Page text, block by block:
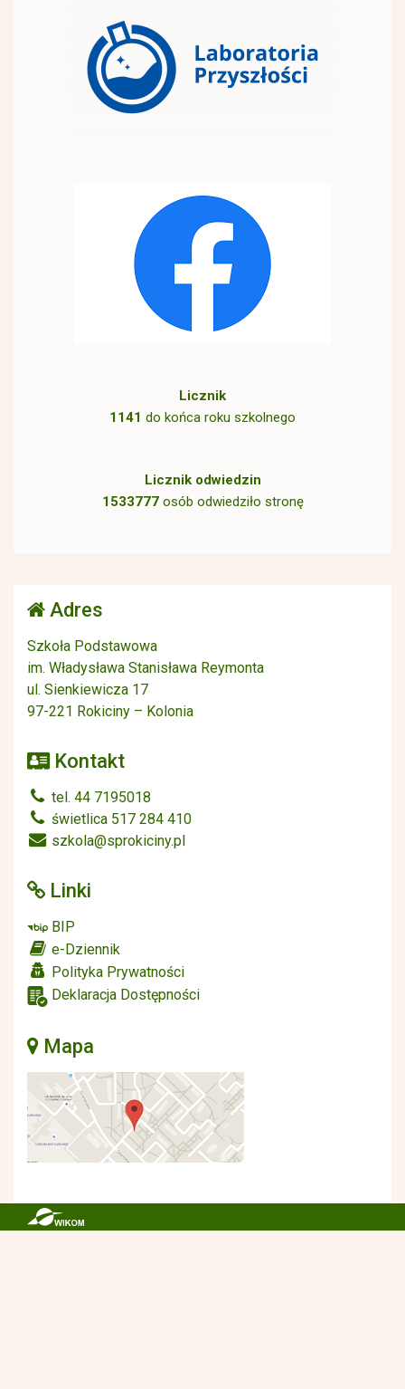
Licznik
1141 do końca roku szkolnego
Licznik odwiedzin
1533777osób odwiedziło stronę
Adres
Szkoła Podstawowa
im. Władysława Stanisława Reymonta
ul. Sienkiewicza 17
97-221 Rokiciny – Kolonia
Kontakt
tel. 44 7195018
świetlica 517 284 410
szkola@sprokiciny.pl
Linki
BIP
e-Dziennik
Polityka Prywatności
Deklaracja Dostępności
Mapa